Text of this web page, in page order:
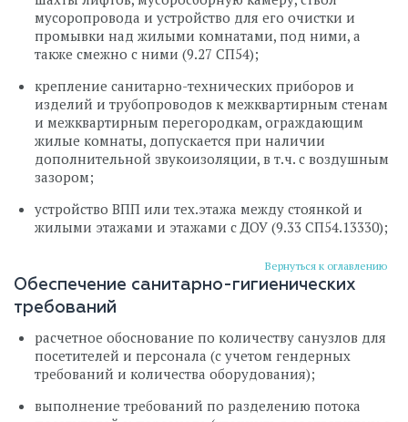
мусоропровода и устройство для его очистки и
промывки над жилыми комнатами, под ними, а
также смежно с ними (9.27 СП54);
крепление санитарно-технических приборов и
изделий и трубопроводов к межквартирным стенам
и межквартирным перегородкам, ограждающим
жилые комнаты, допускается при наличии
дополнительной звукоизоляции, в т.ч. с воздушным
зазором;
устройство ВПП или тех.этажа между стоянкой и
жилыми этажами и этажами с ДОУ (9.33 СП54.13330);
Вернуться к оглавлению
Обеспечение санитарно-гигиенических
требований
расчетное обоснование по количеству санузлов для
посетителей и персонала (с учетом гендерных
требований и количества оборудования);
выполнение требований по разделению потока